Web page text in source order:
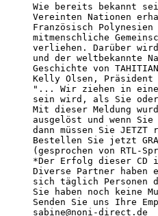
Wie bereits bekannt
Vereinten Nationen
Französisch
mitmenschliche
verliehen. Darüber wird
und der weltbekannte
Geschichte von
Kelly Olsen, Präsident
"... Wir ziehen in
sein wird, als Sie
Mit dieser Meldung
ausgelöst und wenn
dann müssen Sie JETZT
Bestellen Sie jetzt
(gesprochen von RTL-
*Der Erfolg dieser CD
Diverse Partner
sich täglich Personen
Sie haben noch keine
Senden Sie uns Ihre
sabine@noni-direct.de